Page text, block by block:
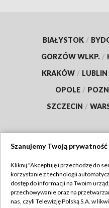
BIAŁYSTOK /
GORZÓW WLKP. /
KRAKÓW / LUBLIN
OPOLE /
SZCZECIN /
Abonament TVP
Szanujemy Twoją prywatność
Kliknij "Akceptuję i przechodzę do
korzystanie z technologii
dostęp do informacji na Twoim
przechowywanie oraz na
nas, czyli Telewizję Polską S.A. w